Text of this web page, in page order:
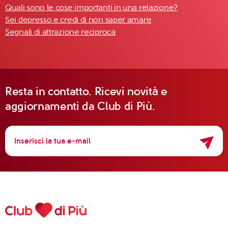
Quali sono le cose importanti in una relazione?
Sei depresso e credi di non saper amare
Segnali di attrazione reciproca
Resta in contatto. Ricevi novità e
aggiornamenti da Club di Più.